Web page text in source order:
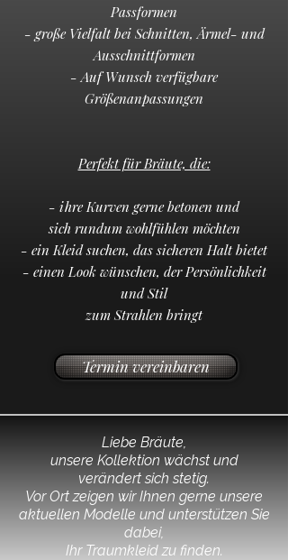
Passformen
- große Vielfalt bei Schnitten, Ärmel- und
Ausschnittformen
- Auf Wunsch verfügbare
Größenanpassungen​​
Perfekt für Bräute, die:
​- ihre Kurven gerne betonen und
sich rundum wohlfühlen möchten
- ein Kleid suchen, das sicheren Halt bietet
- einen Look wünschen, der Persönlichkeit
und Stil
zum Strahlen bringt​​​​
Termin vereinbaren
Liebe Bräute,
unsere Kollektion wächst und
verändert sich stetig.
Vor Ort zeigen wir Ihnen gerne unsere
aktuellen Modelle und unterstützen Sie
dabei,
Ihr Traumkleid zu finden.